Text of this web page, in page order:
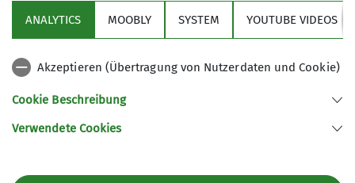
Teilnehmer kurz unterhalb des Gipfels die
zum Gipfelkreuz mit den Wanderschuhen zurück.
Die insgesamt 570 Höhenmeter bis zum Gipfel
waren in ca. zweieinhalb Stunden gut zu
bewältigen.
ANALYTICS MOOBLY SYSTEM YOUTUBE VIDEOS
Akzeptieren (Übertragung von Nutzerdaten und Cookie)
Cookie Beschreibung
Verwendete Cookies